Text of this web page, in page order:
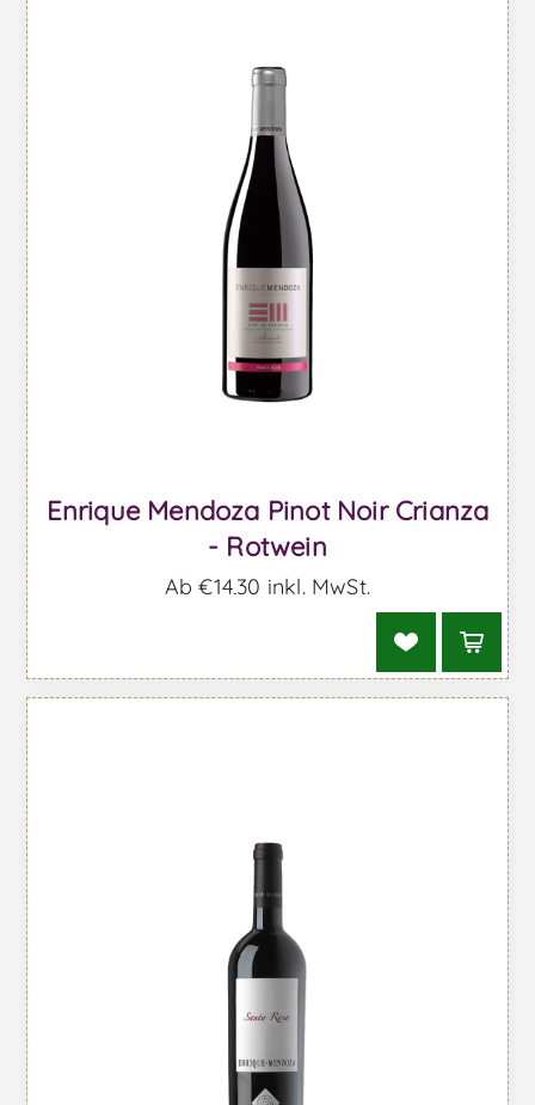
Enrique Mendoza Pinot Noir Crianza
- Rotwein
Ab €14,30 inkl. MwSt.